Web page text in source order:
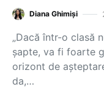
Diana Ghimiși
„Dacă într-o clasă
șapte, va fi foarte
orizont de
da,…